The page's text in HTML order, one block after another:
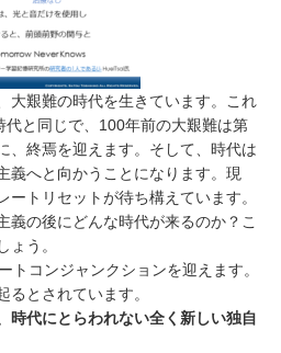
大艱難の時代を生きています。これ
と同じで、100年前の大艱難は第
、終焉を迎えます。そして、時代は
義へと向かうことになります。現
トリセットが待ち構えています。
義の後にどんな時代が来るのか？こ
ょう。
トコンジャンクションを迎えます。
るとされています。
時代にとらわれない全く新しい独自